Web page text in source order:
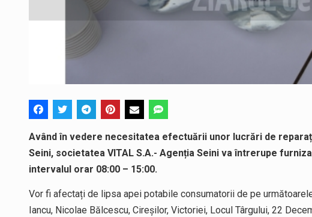
Având în vedere necesitatea efectuării unor lucrări de
Seini, societatea VITAL S.A.- Agenția Seini va întrerupe
intervalul orar 08:00 – 15:00.
Vor fi afectați de lipsa apei potabile consumatorii de pe
Iancu, Nicolae Bălcescu, Cireșilor, Victoriei, Locul Târgului, 22